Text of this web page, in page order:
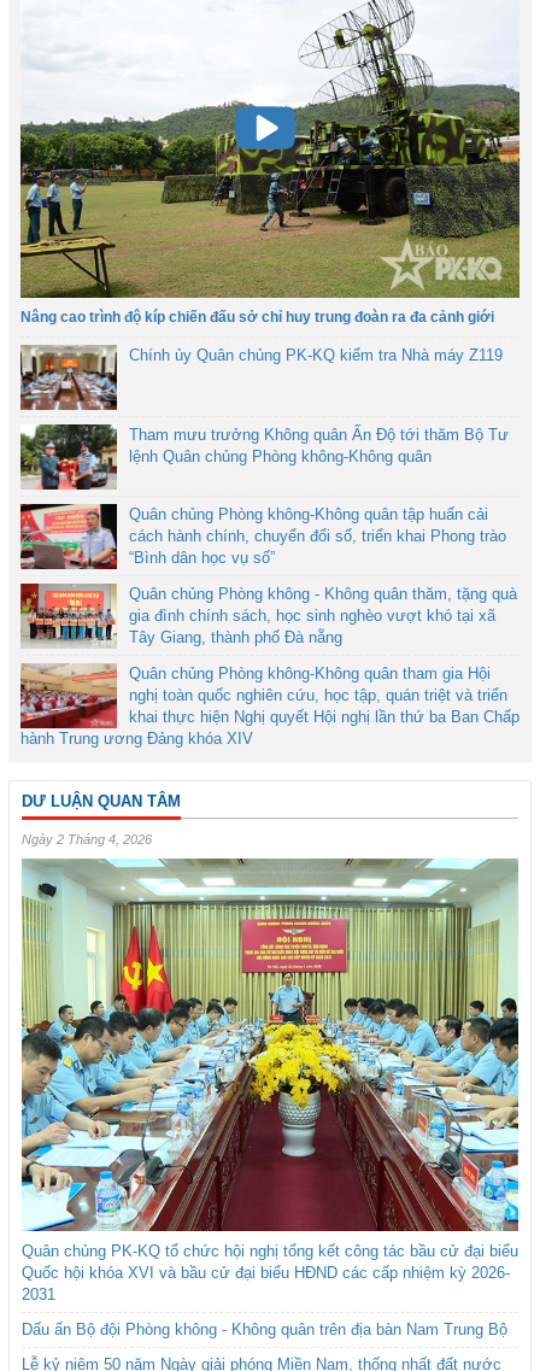
Nâng cao trình độ kíp chiến đấu sở chỉ huy trung đoàn ra đa cảnh giới
Chính ủy Quân chủng PK-KQ kiểm tra Nhà máy Z119
Tham mưu trưởng Không quân Ấn Độ tới thăm Bộ Tư
lệnh Quân chủng Phòng không-Không quân
Quân chủng Phòng không-Không quân tập huấn cải
cách hành chính, chuyển đổi số, triển khai Phong trào
“Bình dân học vụ số”
Quân chủng Phòng không - Không quân thăm, tặng quà
gia đình chính sách, học sinh nghèo vượt khó tại xã
Tây Giang, thành phố Đà nẵng
Quân chủng Phòng không-Không quân tham gia Hội
nghị toàn quốc nghiên cứu, học tập, quán triệt và triển
khai thực hiện Nghị quyết Hội nghị lần thứ ba Ban Chấp
hành Trung ương Đảng khóa XIV
DƯ LUẬN QUAN TÂM
Ngày 2 Tháng 4, 2026
Quân chủng PK-KQ tổ chức hội nghị tổng kết công tác bầu cử đại biểu
Quốc hội khóa XVI và bầu cử đại biểu HĐND các cấp nhiệm kỳ 2026-
2031
Dấu ấn Bộ đội Phòng không - Không quân trên địa bàn Nam Trung Bộ
Lễ kỷ niệm 50 năm Ngày giải phóng Miền Nam, thống nhất đất nước